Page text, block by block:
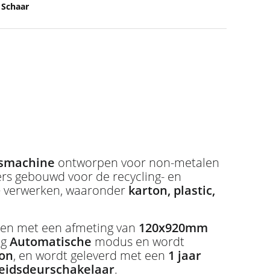
ontworpen voor non-metalen
gebouwd voor de recycling- en
waaronder karton, plastic,
met een afmeting van 120x920mm
Automatische modus en wordt
, en wordt geleverd met een 1 jaar
.